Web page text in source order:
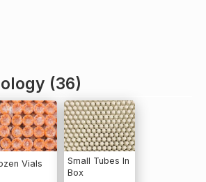
(36)
Vials
Small Tubes In
Box